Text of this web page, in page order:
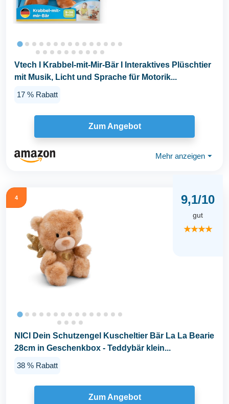
Vtech I Krabbel-mit-Mir-Bär I Interaktives Plüschtier
mit Musik, Licht und Sprache für Motorik...
17 % Rabatt
Zum Angebot
Mehr anzeigen ⏷
4 9,1/10
gut
★★★★
NICI Dein Schutzengel Kuscheltier Bär La La Bearie
28cm in Geschenkbox - Teddybär klein...
38 % Rabatt
Zum Angebot